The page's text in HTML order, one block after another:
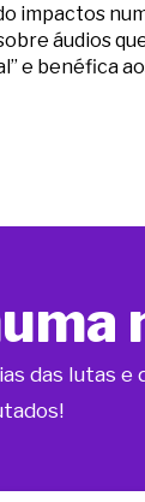
áudios
e benéfica
das lutas e